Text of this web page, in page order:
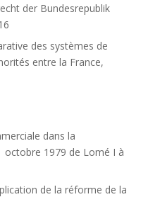
der Bundesrepublik
des systèmes de
entre la France,
dans la
octobre 1979 de Lomé I à
de la réforme de la